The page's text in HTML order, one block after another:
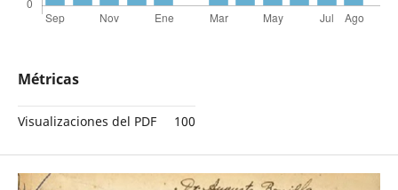
Métricas
Visualizaciones del PDF 100